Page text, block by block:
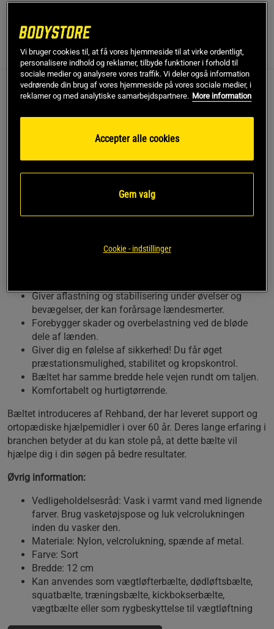
Information Anmeldelser(3)
Med omfattende forskning og udvikling har
Rehband nu udviklet et ekstremt holdbart
vægtløfterbælte, der giver ultimativ støtte og
træning.
Med det lige design og en bredde på 12 cm er bæltet ideelt
kombination af stabilisering og kompression.
Giver aflastning og stabilisering under øvelser og
bevægelser, der kan forårsage lændesmerter.
Forebygger skader og overbelastning ved de bløde
dele af lænden.
Giver dig en følelse af sikkerhed! Du får øget
præstationsmulighed, stabilitet og kropskontrol.
Bæltet har samme bredde hele vejen rundt om taljen.
Komfortabelt og hurtigtørrende.
Bæltet introduceres af Rehband, der har leveret support og
ortopædiske hjælpemidler i over 60 år. Deres lange erfaring i
branchen betyder at du kan stole på, at dette bælte vil
hjælpe dig i din søgen på bedre resultater.
Øvrig information:
Vedligeholdelsesråd: Vask i varmt vand med lignende
farver. Brug vasketøjspose og luk velcrolukningen
inden du vasker den.
Materiale: Nylon, velcrolukning, spænde af metal.
Farve: Sort
Bredde: 12 cm
Kan anvendes som vægtløfterbælte, dødløftsbælte,
squatbælte, træningsbælte, kickbokserbælte,
vægtbælte eller som rygbeskyttelse til vægtløftning
Vi bruger cookies til, at få vores hjemmeside til at virke ordentligt,
personalisere indhold og reklamer, tilbyde funktioner i forhold til
sociale medier og analysere vores traffik. Vi deler også information
vedrørende din brug af vores hjemmeside på vores sociale medier, i
reklamer og med analytiske samarbejdspartnere. More information
Accepter alle cookies
Gem valg
Cookie - indstillinger